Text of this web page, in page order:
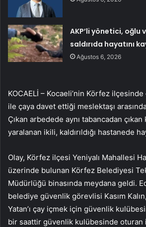
AKP’li yönetici, oğlu
saldırıda hayatını
Ağustos 6, 2026
KOCAELİ – Kocaeli’nin Körfez
ile çaya davet ettiği meslektaşı
Çıkan arbedede aynı tabancadan
yaralanan ikili, kaldırıldığı hastanede
Olay, Körfez ilçesi Yeniyalı Mahallesi
üzerinde bulunan Körfez Belediyesi
Müdürlüğü binasında meydana geldi.
belediye güvenlik görevlisi Kasım Kalın,
Yatan’ı çay içmek için güvenlik
bir saattir güvenlik kulübesinde oturan